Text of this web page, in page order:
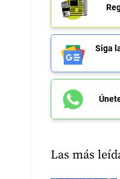
Siga
Las más